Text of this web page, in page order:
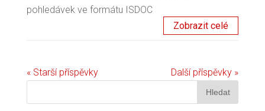
pohledávek ve formátu ISDOC
Zobrazit celé
« Starší příspěvky Další příspěvky »